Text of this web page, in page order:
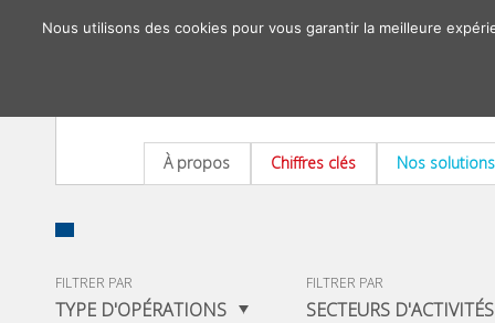
À propos Chiffres clés Nos solutions
FILTRER PAR
TYPE D'OPÉRATIONS
FILTRER PAR
SECTEURS D'ACTIVITÉS
Nous utilisons des cookies pour vous garantir la meilleure